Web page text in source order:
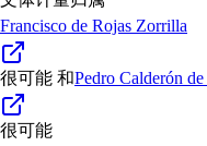
Francisco de Rojas Zorrilla
很可能 和Pedro Calderón
很可能